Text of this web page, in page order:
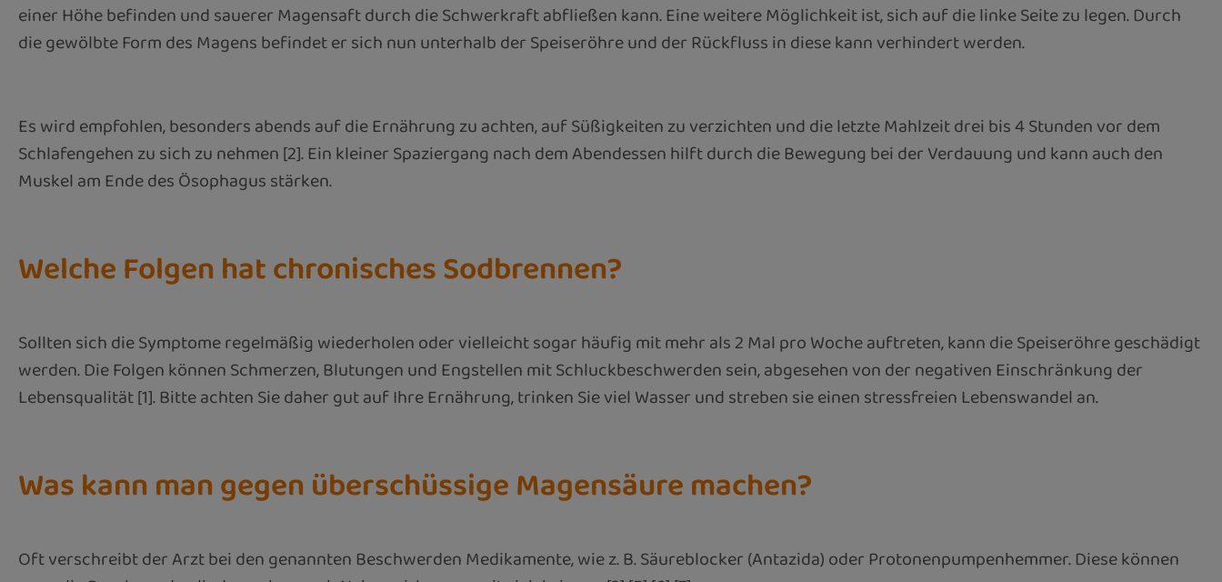
einer Höhe befinden und sauerer Magensaft durch die Schwerkraft abfließen kann. Eine weitere Möglichkeit ist, sich auf die linke Seite zu legen. Durch
die gewölbte Form des Magens befindet er sich nun unterhalb der Speiseröhre und der Rückfluss in diese kann verhindert werden.
Es wird empfohlen, besonders abends auf die Ernährung zu achten, auf Süßigkeiten zu verzichten und die letzte Mahlzeit drei bis 4 Stunden vor dem
Schlafengehen zu sich zu nehmen [2]. Ein kleiner Spaziergang nach dem Abendessen hilft durch die Bewegung bei der Verdauung und kann auch den
Muskel am Ende des Ösophagus stärken.
Welche Folgen hat chronisches Sodbrennen?
Sollten sich die Symptome regelmäßig wiederholen oder vielleicht sogar häufig mit mehr als 2 Mal pro Woche auftreten, kann die Speiseröhre geschädigt
werden. Die Folgen können Schmerzen, Blutungen und Engstellen mit Schluckbeschwerden sein, abgesehen von der negativen Einschränkung der
Lebensqualität [1]. Bitte achten Sie daher gut auf Ihre Ernährung, trinken Sie viel Wasser und streben sie einen stressfreien Lebenswandel an.
Was kann man gegen überschüssige Magensäure machen?
Oft verschreibt der Arzt bei den genannten Beschwerden Medikamente, wie z. B. Säureblocker (Antazida) oder Protonenpumpenhemmer. Diese können